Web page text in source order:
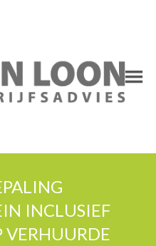
INCLUSIEF
VERHUURDE